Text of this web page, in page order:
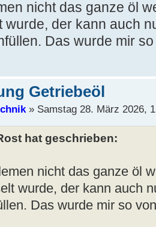
nicht das ganze öl
wurde, der kann auch
Das wurde mir
Getriebeöl
» Samstag 28. März 2026,
hat geschrieben:
nicht das ganze öl
wurde, der kann auch
Das wurde mir so